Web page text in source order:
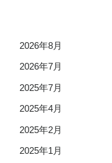
2026年8月
2026年7月
2025年7月
2025年4月
2025年2月
2025年1月